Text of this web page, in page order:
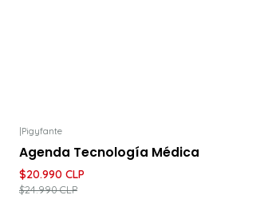
-16%DESCUENTO
|Pigyfante
Agenda Tecnología Médica
$20.990 CLP
$24.990 CLP